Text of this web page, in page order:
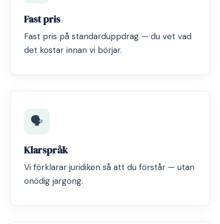
Fast pris
Fast pris på standarduppdrag — du vet vad
det kostar innan vi börjar.
🗣️
Klarspråk
Vi förklarar juridiken så att du förstår — utan
onödig jargong.